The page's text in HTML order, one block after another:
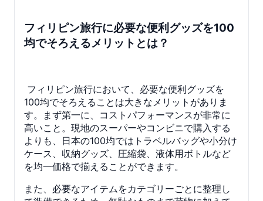
フィリピン旅行に必要な便利グッズを100
均でそろえるメリットとは？
フィリピン旅行において、必要な便利グッズを
100均でそろえることは大きなメリットがありま
す。まず第一に、コストパフォーマンスが非常に
高いこと。現地のスーパーやコンビニで購入する
よりも、日本の100均ではトラベルバッグや小分け
ケース、収納グッズ、圧縮袋、液体用ボトルなど
を均一価格で揃えることができます。
また、必要なアイテムをカテゴリーごとに整理し